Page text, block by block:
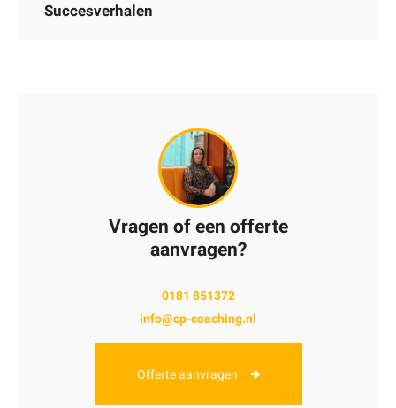
Succesverhalen
Vragen of een offerte
aanvragen?
0181 851372
info@cp-coaching.nl
Offerte aanvragen